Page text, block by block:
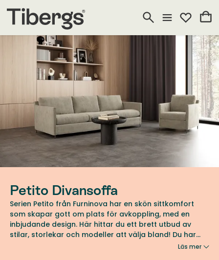
Petito Divansoffa
Serien Petito från Furninova har en skön sittkomfort
som skapar gott om plats för avkoppling, med en
inbjudande design. Här hittar du ett brett utbud av
stilar, storlekar och modeller att välja bland! Du har
dessutom möjlighet att designa din Petito efter egna
Läs mer